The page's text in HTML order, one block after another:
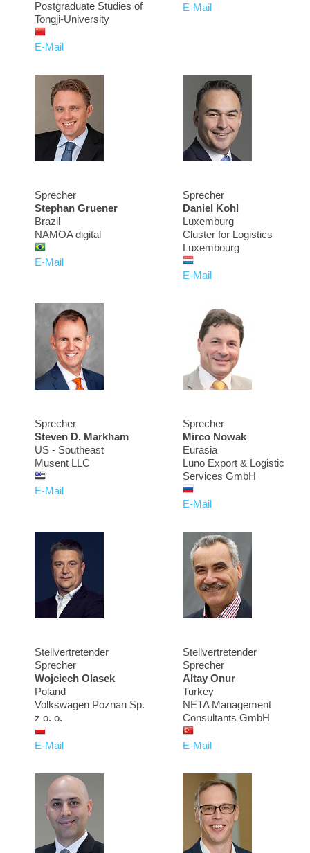
Postgraduate Studies of
Tongji-University
E-Mail
E-Mail
Sprecher
Stephan Gruener
Brazil
NAMOA digital
E-Mail
Sprecher
Daniel Kohl
Luxemburg
Cluster for Logistics
Luxembourg
E-Mail
Sprecher
Steven D. Markham
US - Southeast
Musent LLC
E-Mail
Sprecher
Mirco Nowak
Eurasia
Luno Export & Logistic
Services GmbH
E-Mail
Stellvertretender
Sprecher
Wojciech Olasek
Poland
Volkswagen Poznan Sp.
z o. o.
E-Mail
Stellvertretender
Sprecher
Altay Onur
Turkey
NETA Management
Consultants GmbH
E-Mail